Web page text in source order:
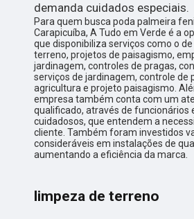
demanda cuidados especiais.
Para quem busca poda palmeira
Carapicuíba, A Tudo em Verde é a
que disponibiliza serviços como o
terreno, projetos de paisagismo,
jardinagem, controles de pragas,
serviços de jardinagem, controle de
agricultura e projeto paisagismo.
empresa também conta com um
qualificado, através de funcionários
cuidadosos, que entendem a
cliente. Também foram investidos
consideráveis em instalações de
aumentando a eficiência da marca.
limpeza de terreno